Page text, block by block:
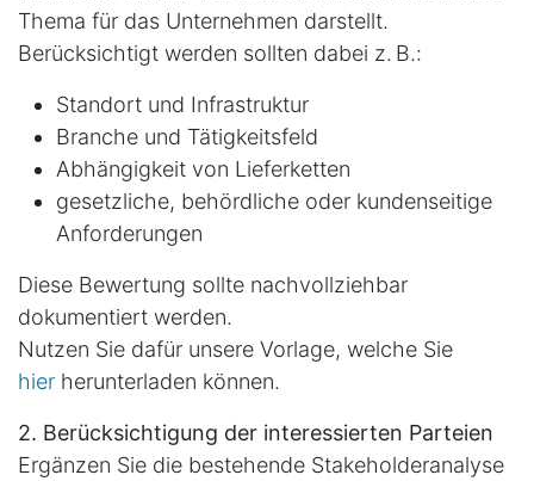
Thema für das Unternehmen darstellt.
Berücksichtigt werden sollten dabei z. B.:
Standort und Infrastruktur
Branche und Tätigkeitsfeld
Abhängigkeit von Lieferketten
gesetzliche, behördliche oder kundenseitige
Anforderungen
Diese Bewertung sollte nachvollziehbar
dokumentiert werden.
Nutzen Sie dafür unsere Vorlage, welche Sie
hier herunterladen können.
2. Berücksichtigung der interessierten Parteien
Ergänzen Sie die bestehende Stakeholderanalyse